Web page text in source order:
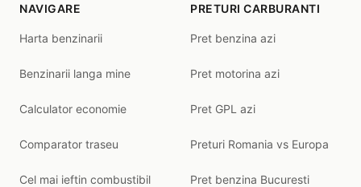
NAVIGARE
Harta benzinarii
Benzinarii langa mine
Calculator economie
Comparator traseu
Cel mai ieftin combustibil
PRETURI CARBURANTI
Pret benzina azi
Pret motorina azi
Pret GPL azi
Preturi Romania vs Europa
Pret benzina Bucuresti